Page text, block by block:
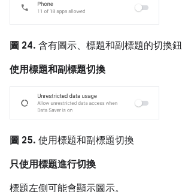
圖 24. 含有圖示、標題和副標題的切換鈕
使用標題和副標題切換
圖 25. 使用標題和副標題切換
只使用標題進行切換
標題左側可能會顯示圖示。